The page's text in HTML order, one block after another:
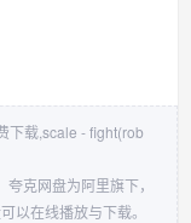
下载,scale - fight(rob
克网盘为阿里旗下，
以在线播放与下载。